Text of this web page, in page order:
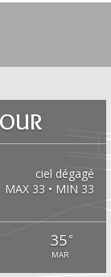
ciel dégagé
MAX 33 • MIN 33
35 °
MAR